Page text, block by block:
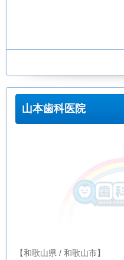
山本歯科医院
【和歌山県 / 和歌山市】